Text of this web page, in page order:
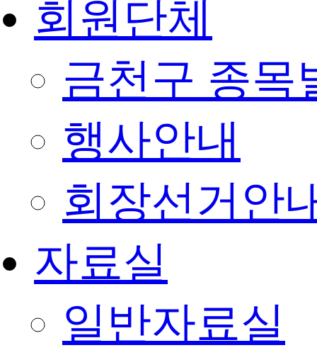
회원단체
금천구 종목
행사안내
회장선거안
자료실
일반자료실